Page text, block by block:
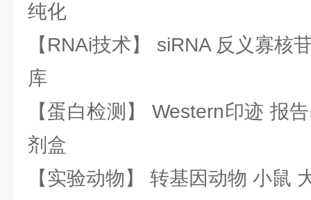
纯化
【RNAi技术】 siRNA 反义寡核
库
【蛋白检测】 Western印迹 报
剂盒
【实验动物】 转基因动物 小鼠